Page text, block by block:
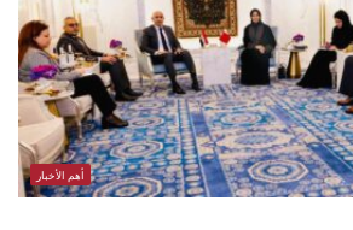
أهم الأخبار